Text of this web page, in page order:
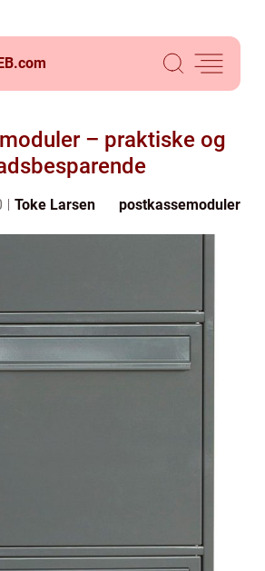
com
– praktiske og
Toke Larsen postkassemoduler